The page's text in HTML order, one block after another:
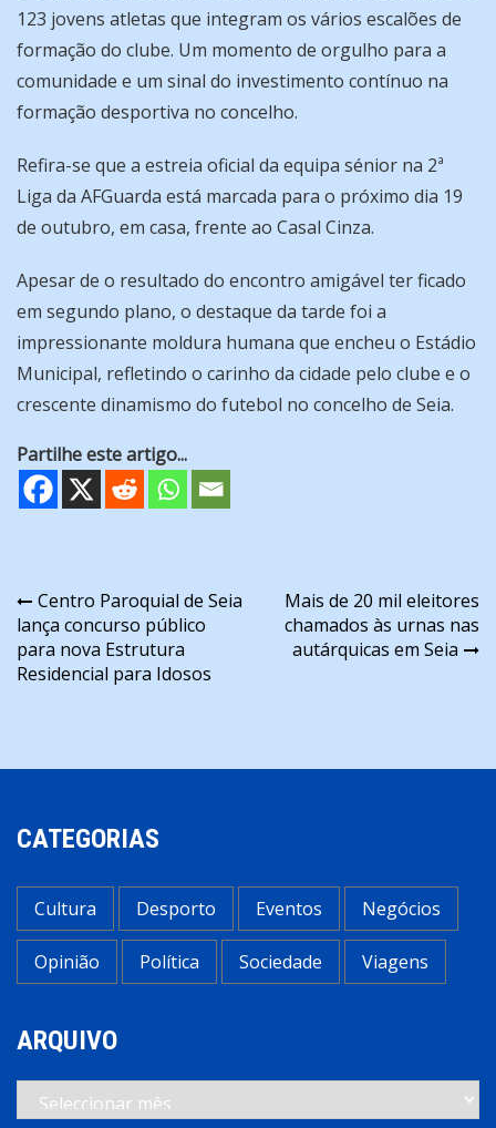
123 jovens atletas que integram os vários escalões de
formação do clube. Um momento de orgulho para a
comunidade e um sinal do investimento contínuo na
formação desportiva no concelho.
Refira-se que a estreia oficial da equipa sénior na 2ª
Liga da AFGuarda está marcada para o próximo dia 19
de outubro, em casa, frente ao Casal Cinza.
Apesar de o resultado do encontro amigável ter ficado
em segundo plano, o destaque da tarde foi a
impressionante moldura humana que encheu o Estádio
Municipal, refletindo o carinho da cidade pelo clube e o
crescente dinamismo do futebol no concelho de Seia.
Partilhe este artigo...
Navegação
de
artigos
Centro Paroquial de Seia
lança concurso público
para nova Estrutura
Residencial para Idosos
Mais de 20 mil eleitores
chamados às urnas nas
autárquicas em Seia
CATEGORIAS
Cultura Desporto Eventos Negócios
Opinião Política Sociedade Viagens
ARQUIVO
Arquivo